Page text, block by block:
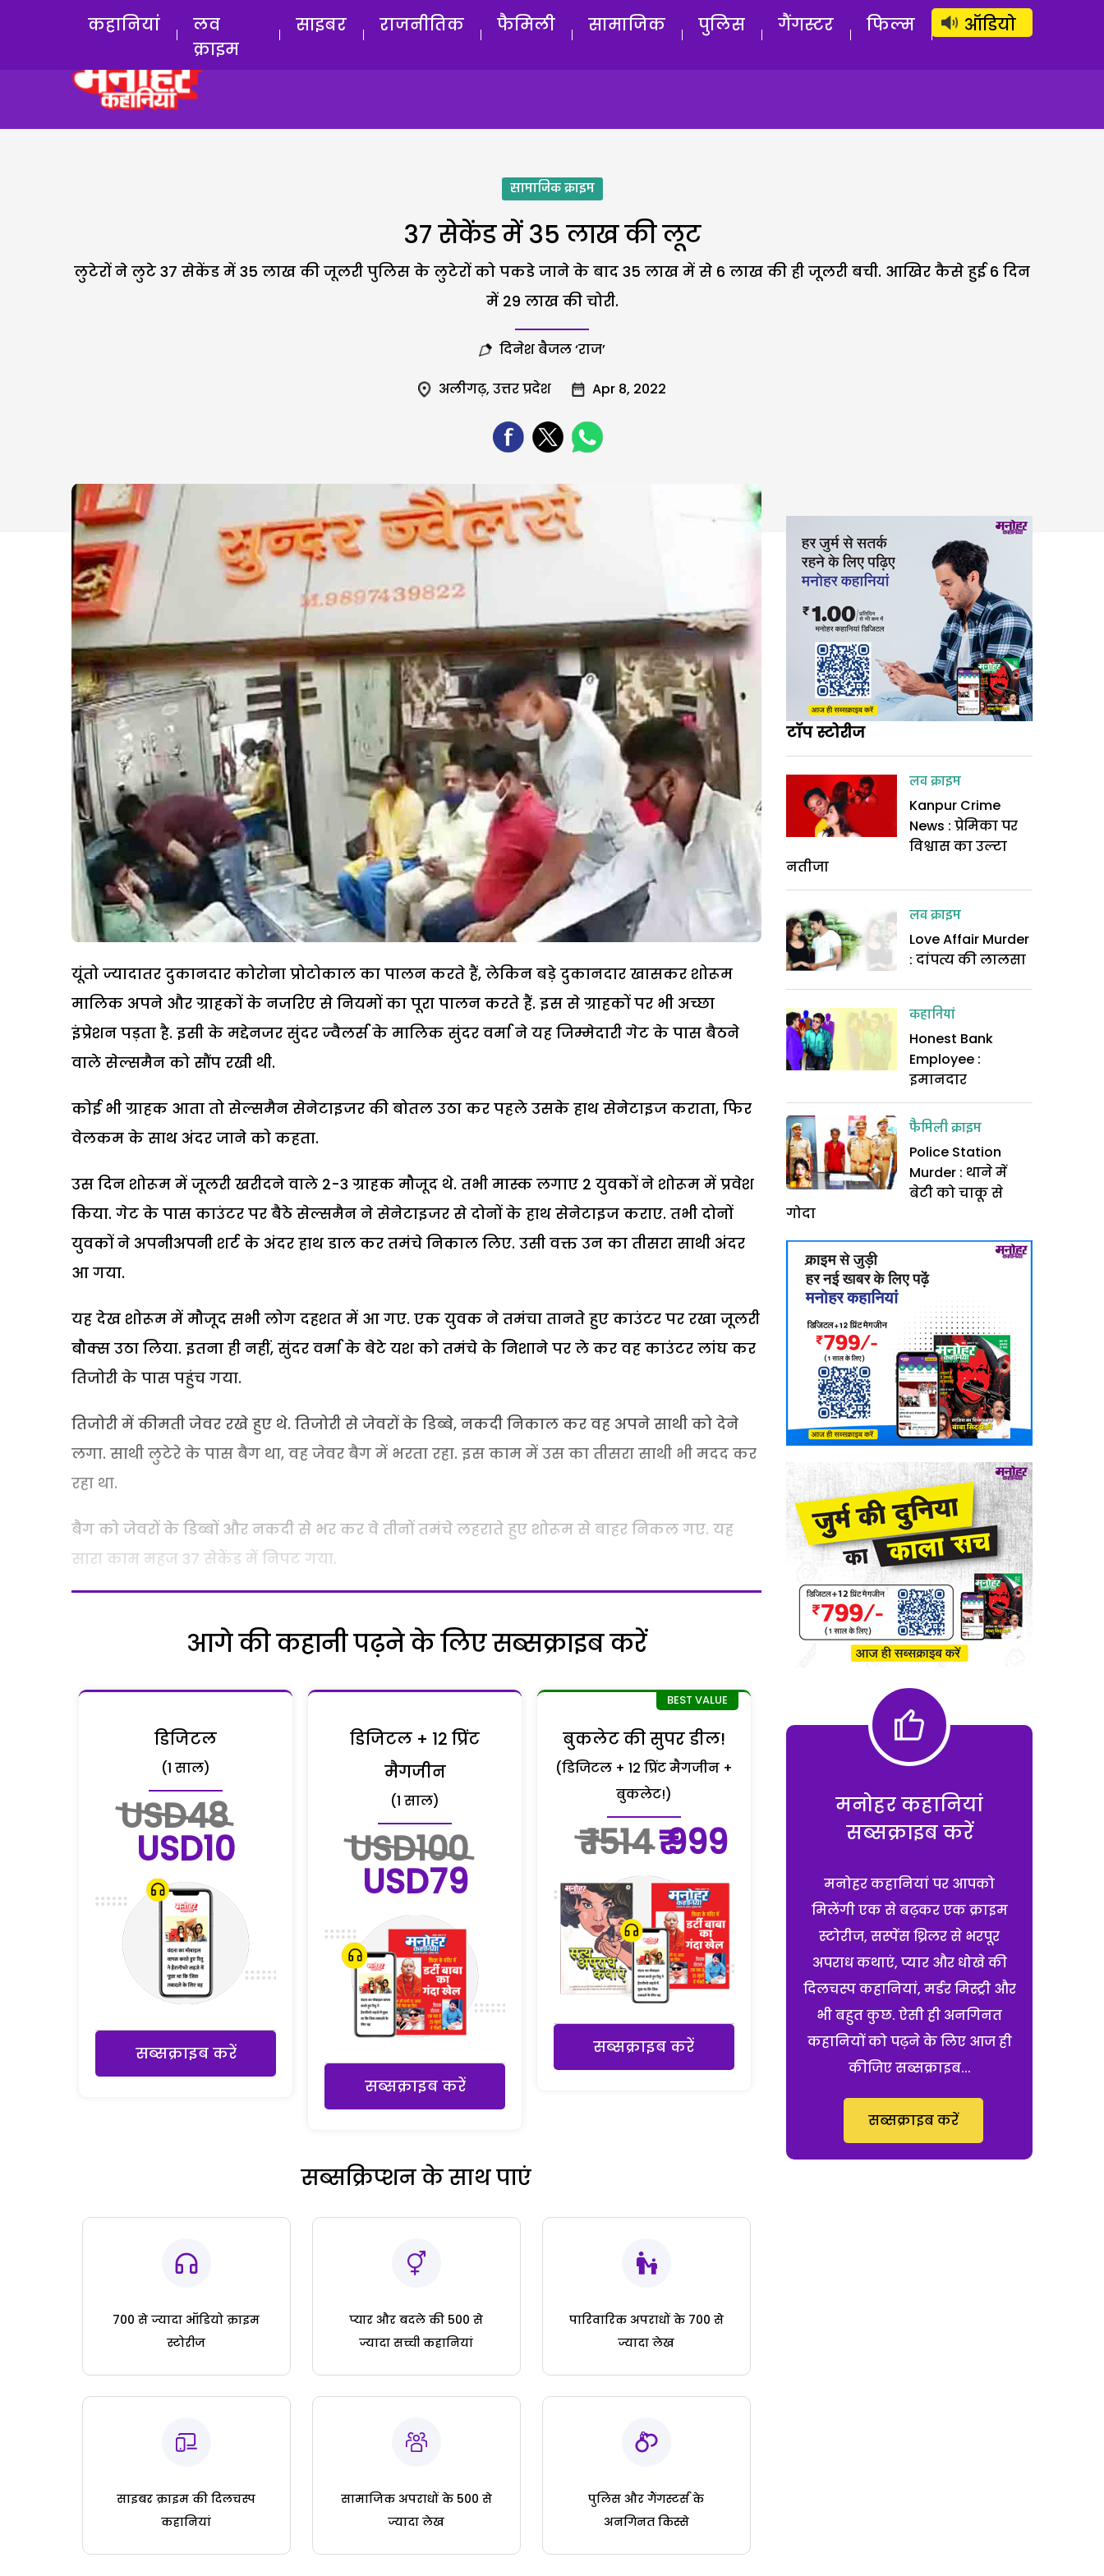
लॉग इन सब्सक्राइब करें
कहानियां
लव
क्राइम
साइबर राजनीतिक फैमिली सामाजिक पुलिस गैंगस्टर फिल्म ऑडियो
सामाजिक क्राइम
37 सेकेंड में 35 लाख की लूट
लुटेरों ने लुटे 37 सेकेंड में 35 लाख की जूलरी पुलिस के लुटेरों को पकडे जाने के बाद 35 लाख में से 6 लाख की ही जूलरी बची. आखिर कैसे हुई 6 दिन
में 29 लाख की चोरी.
दिनेश बैजल ‘राज’
अलीगढ़, उत्तर प्रदेश Apr 8, 2022
यूंतो ज्यादातर दुकानदार कोरोना प्रोटोकाल का पालन करते हैं, लेकिन बड़े दुकानदार खासकर शोरूम
मालिक अपने और ग्राहकों के नजरिए से नियमों का पूरा पालन करते हैं. इस से ग्राहकों पर भी अच्छा
इंप्रेशन पड़ता है. इसी के मद्देनजर सुंदर ज्वैलर्स के मालिक सुंदर वर्मा ने यह जिम्मेदारी गेट के पास बैठने
वाले सेल्समैन को सौंप रखी थी.
कोई भी ग्राहक आता तो सेल्समैन सेनेटाइजर की बोतल उठा कर पहले उसके हाथ सेनेटाइज कराता, फिर
वेलकम के साथ अंदर जाने को कहता.
उस दिन शोरूम में जूलरी खरीदने वाले 2-3 ग्राहक मौजूद थे. तभी मास्क लगाए 2 युवकों ने शोरूम में प्रवेश
किया. गेट के पास काउंटर पर बैठे सेल्समैन ने सेनेटाइजर से दोनों के हाथ सेनेटाइज कराए. तभी दोनों
युवकों ने अपनीअपनी शर्ट के अंदर हाथ डाल कर तमंचे निकाल लिए. उसी वक्त उन का तीसरा साथी अंदर
आ गया.
यह देख शोरूम में मौजूद सभी लोग दहशत में आ गए. एक युवक ने तमंचा तानते हुए काउंटर पर रखा जूलरी
बौक्स उठा लिया. इतना ही नहीं, सुंदर वर्मा के बेटे यश को तमंचे के निशाने पर ले कर वह काउंटर लांघ कर
तिजोरी के पास पहुंच गया.
तिजोरी में कीमती जेवर रखे हुए थे. तिजोरी से जेवरों के डिब्बे, नकदी निकाल कर वह अपने साथी को देने
लगा. साथी लुटेरे के पास बैग था, वह जेवर बैग में भरता रहा. इस काम में उस का तीसरा साथी भी मदद कर
रहा था.
बैग को जेवरों के डिब्बों और नकदी से भर कर वे तीनों तमंचे लहराते हुए शोरूम से बाहर निकल गए. यह
सारा काम महज 37 सेकेंड में निपट गया.
आगे की कहानी पढ़ने के लिए सब्सक्राइब करें
डिजिटल
(1 साल)
USD48
USD10
सब्सक्राइब करें
डिजिटल + 12 प्रिंट
मैगजीन
(1 साल)
USD100
USD79
सब्सक्राइब करें
बुकलेट की सुपर डील!
(डिजिटल + 12 प्रिंट मैगजीन +
बुकलेट!)
₹ 1514₹ 999
सब्सक्राइब करें
सब्सक्रिप्शन के साथ पाएं
700 से ज्यादा ऑडियो क्राइम
स्टोरीज
प्यार और बदले की 500 से
ज्यादा सच्ची कहानियां
पारिवारिक अपराधों के 700 से
ज्यादा लेख
साइबर क्राइम की दिलचस्प
कहानियां
सामाजिक अपराधों के 500 से
ज्यादा लेख
पुलिस और गैंगस्टर्स के
अनगिनत किस्से
टॉप स्टोरीज
लव क्राइम
Kanpur Crime
News : प्रेमिका पर
विश्वास का उल्टा
नतीजा
लव क्राइम
Love Affair Murder
: दांपत्य की लालसा
कहानियां
Honest Bank
Employee :
इमानदार
फैमिली क्राइम
Police Station
Murder : थाने में
बेटी को चाकू से
गोदा
मनोहर कहानियां
सब्सक्राइब करें
मनोहर कहानियां पर आपको
मिलेंगी एक से बढ़कर एक क्राइम
स्टोरीज, सस्पेंस थ्रिलर से भरपूर
अपराध कथाएं, प्यार और धोखे की
दिलचस्प कहानियां, मर्डर मिस्ट्री और
भी बहुत कुछ. ऐसी ही अनगिनत
कहानियों को पढ़ने के लिए आज ही
कीजिए सब्सक्राइब...
सब्सक्राइब करें